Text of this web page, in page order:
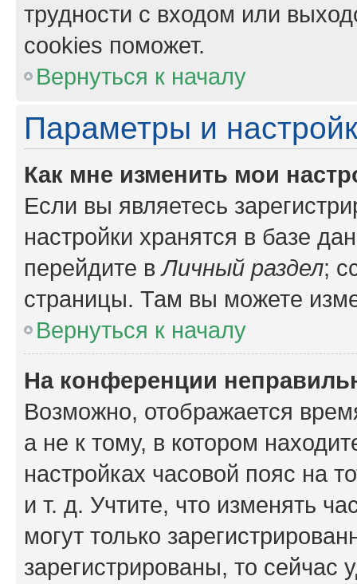
трудности с входом или
cookies поможет.
Вернуться к началу
Параметры и
Как мне изменить мои
Если вы являетесь
настройки хранятся в базе
перейдите вЛичный раздел;
страницы. Там вы можете
Вернуться к началу
На конференции
Возможно, отображается
а не к тому, в котором
настройках часовой пояс на
и т. д. Учтите, что изменять
могут только
зарегистрированы, то сейчас